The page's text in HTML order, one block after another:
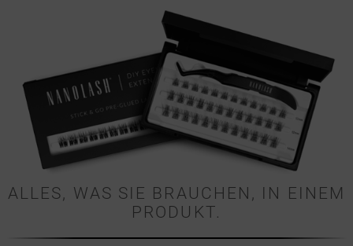
ALLES, WAS SIE BRAUCHEN, IN EINEM
PRODUKT.